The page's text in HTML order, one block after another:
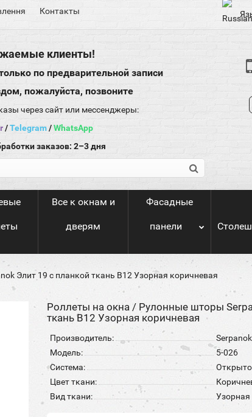
Контакты
клиенты!
по предварительной записи
пожалуйста, позвоните
через сайт или мессенджеры:
/Telegram/WhatsApp
заказов: 2–3 дня
Все к окнам и
дверям
Фасадные
панели
Элит 19 с планкой ткань B12 Узорная коричневая
Роллеты на окна / Рулонные шторы
ткань B12 Узорная коричневая
Производитель:
Serpanok
Модель:
5-026
Система:
Цвет ткани:
Вид ткани:
Узорная